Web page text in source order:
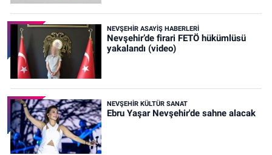
NEVŞEHIR ASAYIŞ HABERLERI
Nevşehir’de firari FETÖ hükümlüsü
yakalandı (video)
NEVŞEHIR KÜLTÜR SANAT
Ebru Yaşar Nevşehir'de sahne alacak